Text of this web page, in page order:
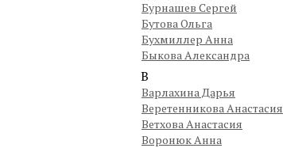
Бурнашев Сергей
Бутова Ольга
Бухмиллер Анна
Быкова Александра
В
Варлахина Дарья
Веретенникова Анастасия
Ветхова Анастасия
Воронюк Анна